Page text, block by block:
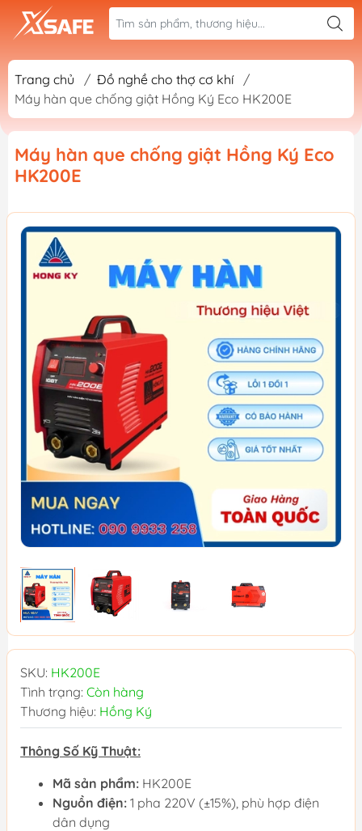
Trang chủ / Đồ nghề cho thợ cơ khí
/
Máy hàn que chống giật Hồng Ký Eco HK200E
Máy hàn que chống giật Hồng Ký Eco
HK200E
SKU: HK200E
Tình trạng: Còn hàng
Thương hiệu: Hồng Ký
Thông Số Kỹ Thuật:
Mã sản phẩm: HK200E
Nguồn điện: 1 pha 220V (±15%), phù hợp điện
dân dụng